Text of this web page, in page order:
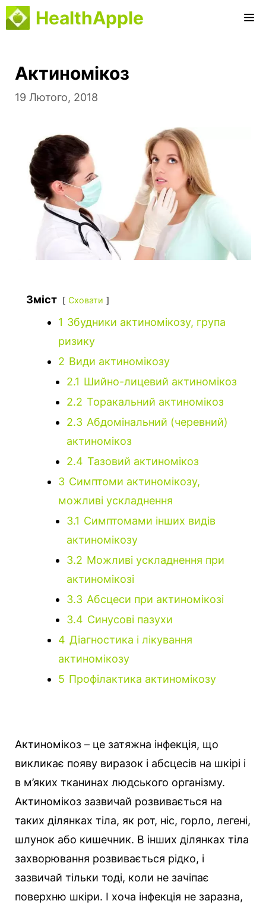
Перейти
до
HealthApple
Актиномікоз
19 Лютого, 2018
Зміст Сховати
1 Збудники актиномікозу, група
ризику
2 Види актиномікозу
2.1 Шийно-лицевий актиномікоз
2.2 Торакальний актиномікоз
2.3 Абдомінальний (черевний)
актиномікоз
2.4 Тазовий актиномікоз
3 Симптоми актиномікозу,
можливі ускладнення
3.1 Симптомами інших видів
актиномікозу
3.2 Можливі ускладнення при
актиномікозі
3.3 Абсцеси при актиномікозі
3.4 Синусові пазухи
4 Діагностика і лікування
актиномікозу
5 Профілактика актиномікозу
Актиномікоз – це затяжна інфекція, що
викликає появу виразок і абсцесів на шкірі і
в м’яких тканинах людського організму.
Актиномікоз зазвичай розвивається на
таких ділянках тіла, як рот, ніс, горло, легені,
шлунок або кишечник. В інших ділянках тіла
захворювання розвивається рідко, і
зазвичай тільки тоді, коли не зачіпає
поверхню шкіри. І хоча інфекція не заразна,